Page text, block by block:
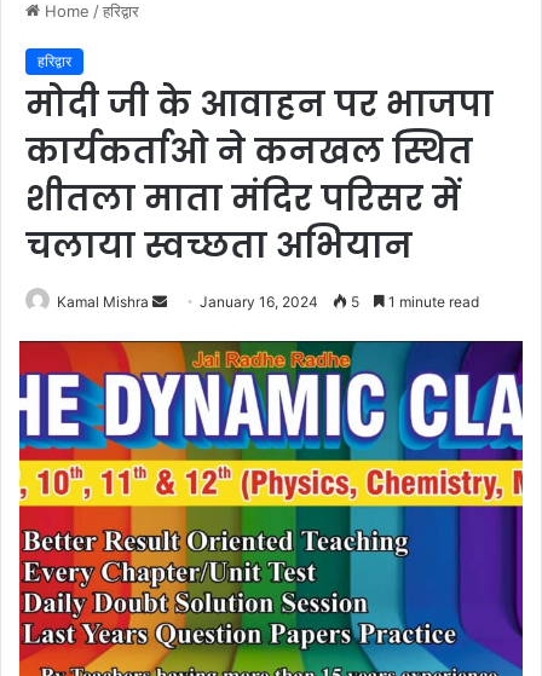
Home /हरिद्वार
हरिद्वार
मोदी जी के आवाहन पर भाजपा
कार्यकर्ताओ ने कनखल स्थित
शीतला माता मंदिर परिसर में
चलाया स्वच्छता अभियान
Kamal Mishra
Send
email
January 16, 2024 5 1 minute read